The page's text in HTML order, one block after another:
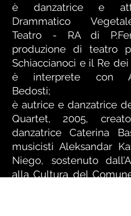
è danzatrice e
Drammatico
Teatro - RA di
produzione di teatro
Schiaccianoci e il Re
è interprete con
Bedosti;
è autrice e danzatrice
Quartet, 2005,
danzatrice Caterina
musicisti Aleksandar
Niego, sostenuto
alla Cultura del